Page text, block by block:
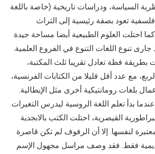
السياسة، ودراسات تاريخية (خاصة باللغة
تعود بصفة رئيسية إلى التراث
كما احتلت العلوم الطبيعية أيضا مساحة جيدة
تنوع اللغات التنوع في الفروع العلمية.
بطريقة فظة تعادل تقريبا ثلث المكتبة،
مع عدد أقل قليلا من الكتابات الفرنسية،
بلغات رومانتيكية أخرى مثل الإيطالية.
لكن بدء من 1869 عندما بدأ تعلم اللغة الروسية ليدرس التغيرات
القيصرية، احتلت الكتب بالابجدية
لنفسها. إلا أن الرفوف لم تكن قاصرة
فقط. فقد وصف مراسل مجهول الإسم